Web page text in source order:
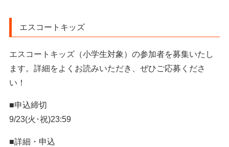
エスコートキッズ
エスコートキッズ（小学生対象）の参加者を募集いたし
ます。詳細をよくお読みいただき、ぜひご応募くださ
い！
■申込締切
9/23(火･祝)23:59
■詳細・申込